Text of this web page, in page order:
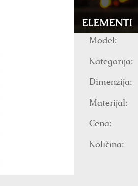
ELEMENTI
Model:
Kategorija:
Dimenzija:
Materijal:
Cena:
Količina: